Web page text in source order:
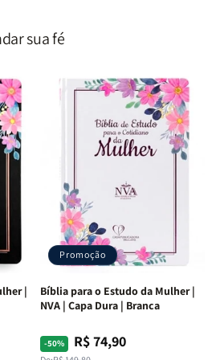
|
Penkal
Penkal
sua fé
|
Promoção
Bíblia para o Estudo da Mulher |
NVA | Capa Dura | Branca
-50%
Preço
PreçoR$ 74,90